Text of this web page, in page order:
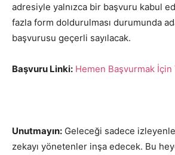
adresiyle yalnızca bir başvuru kabul
fazla form doldurulması durumunda
başvurusu geçerli sayılacak.
Başvuru Linki: Hemen Başvurmak İçin
Unutmayın: Geleceği sadece
zekayı yönetenler inşa edecek. Bu